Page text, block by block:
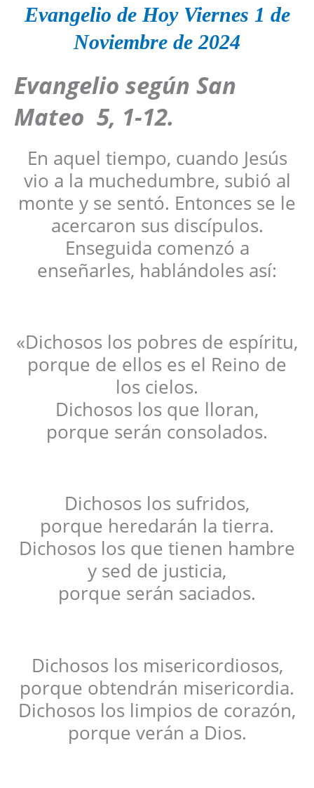
Evangelio de Hoy Viernes 1 de
Noviembre de 2024
Evangelio según San
Mateo 5, 1-12.
En aquel tiempo, cuando Jesús
vio a la muchedumbre, subió al
monte y se sentó. Entonces se le
acercaron sus discípulos.
Enseguida comenzó a
enseñarles, hablándoles así:
«Dichosos los pobres de espíritu,
porque de ellos es el Reino de
los cielos.
Dichosos los que lloran,
porque serán consolados.
Dichosos los sufridos,
porque heredarán la tierra.
Dichosos los que tienen hambre
y sed de justicia,
porque serán saciados.
Dichosos los misericordiosos,
porque obtendrán misericordia.
Dichosos los limpios de corazón,
porque verán a Dios.